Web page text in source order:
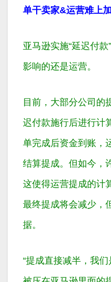
单干卖家&运营难上
亚马逊实施“延迟付
影响的还是运营。
目前，大部分公司的
迟付款施行后进行计
单完成后资金到账，
结算提成。但如今，
这使得运营提成的计
最终提成将会减少，
据。
“提成直接减半，我